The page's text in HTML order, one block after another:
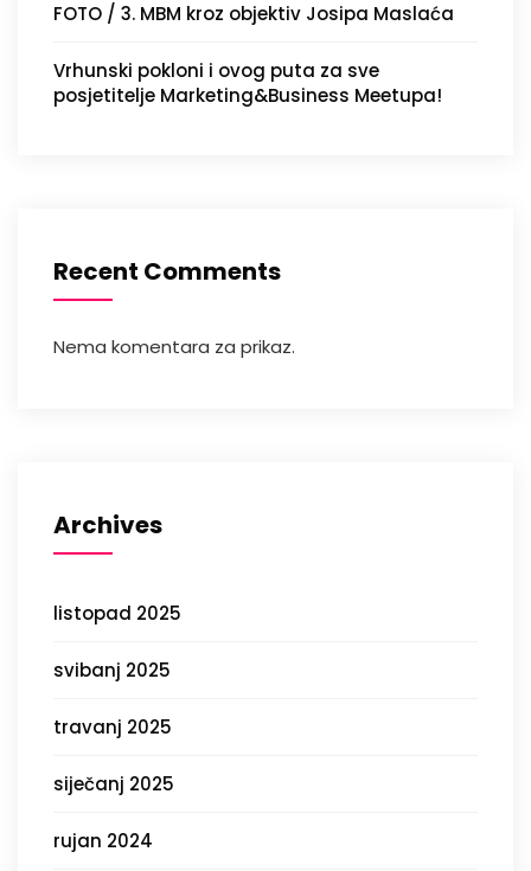
FOTO / 3. MBM kroz objektiv Josipa Maslaća
Vrhunski pokloni i ovog puta za sve
posjetitelje Marketing&Business Meetupa!
Recent Comments
Nema komentara za prikaz.
Archives
listopad 2025
svibanj 2025
travanj 2025
siječanj 2025
rujan 2024